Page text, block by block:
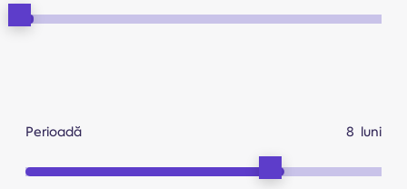
Perioadă luni